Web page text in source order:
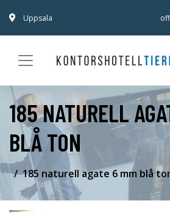
Uppsala
185 NATURELL
BLÅ TON
185 naturell agate 6 mm blå